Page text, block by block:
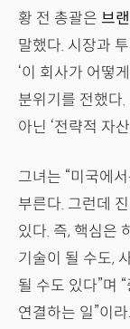
황 전 총괄은 브
말했다. 시장과
‘이 회사가 어떻
분위기를 전했다.
아닌 ‘전략적 자
그녀는 “미국에
부른다. 그런데
있다. 즉, 핵심은
기술이 될 수도,
될 수도 있다”며
연결하는 일”이